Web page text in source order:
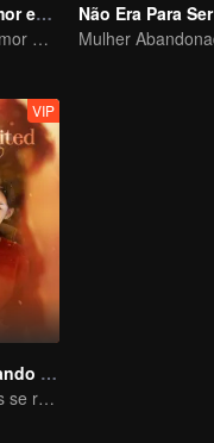
História de Amor em 1970
A História de Amor Romântica de Chen Feiyu e Sun Qian
Não Era Para Ser
VIP
Dez Anos Amando em Silêncio
Antigas paixões se reencontram no jogo definitivo de empurra-empurra